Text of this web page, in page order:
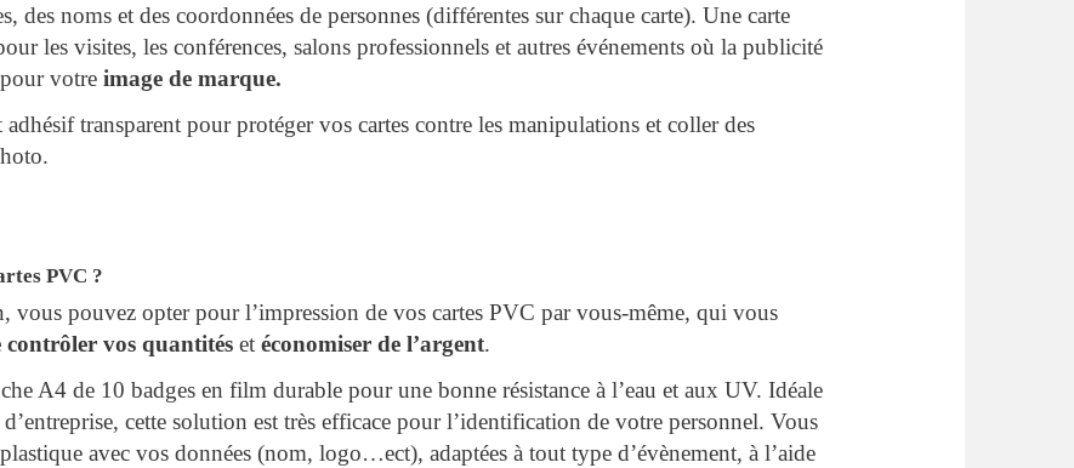
des noms et des coordonnées de personnes (différentes sur chaque carte). Une carte
les visites, les conférences, salons professionnels et autres événements où la publicité
votre image de marque.
transparent pour protéger vos cartes contre les manipulations et coller des
PVC ?
vous pouvez opter pour l’impression de vos cartes PVC par vous-même, qui vous
contrôler vos quantités et économiser de l’argent.
A4 de 10 badges en film durable pour une bonne résistance à l’eau et aux UV. Idéale
cette solution est très efficace pour l’identification de votre personnel. Vous
avec vos données (nom, logo…ect), adaptées à tout type d’évènement, à l’aide